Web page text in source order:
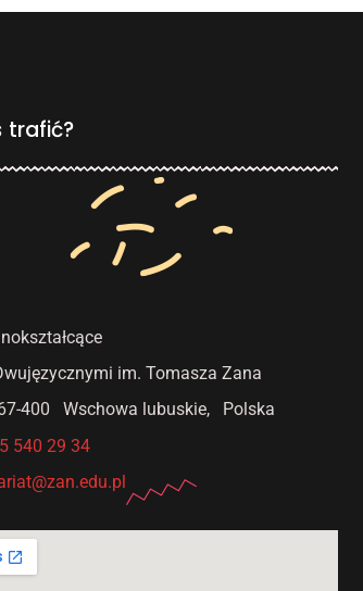
trafić?
im. Tomasza Zana
400 Wschowa lubuskie, Polska
540 29 34